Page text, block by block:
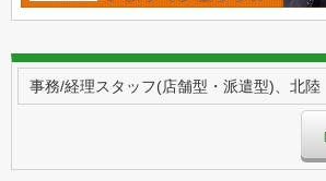
事務/経理スタッフ(店舗型・派遣型)、北陸